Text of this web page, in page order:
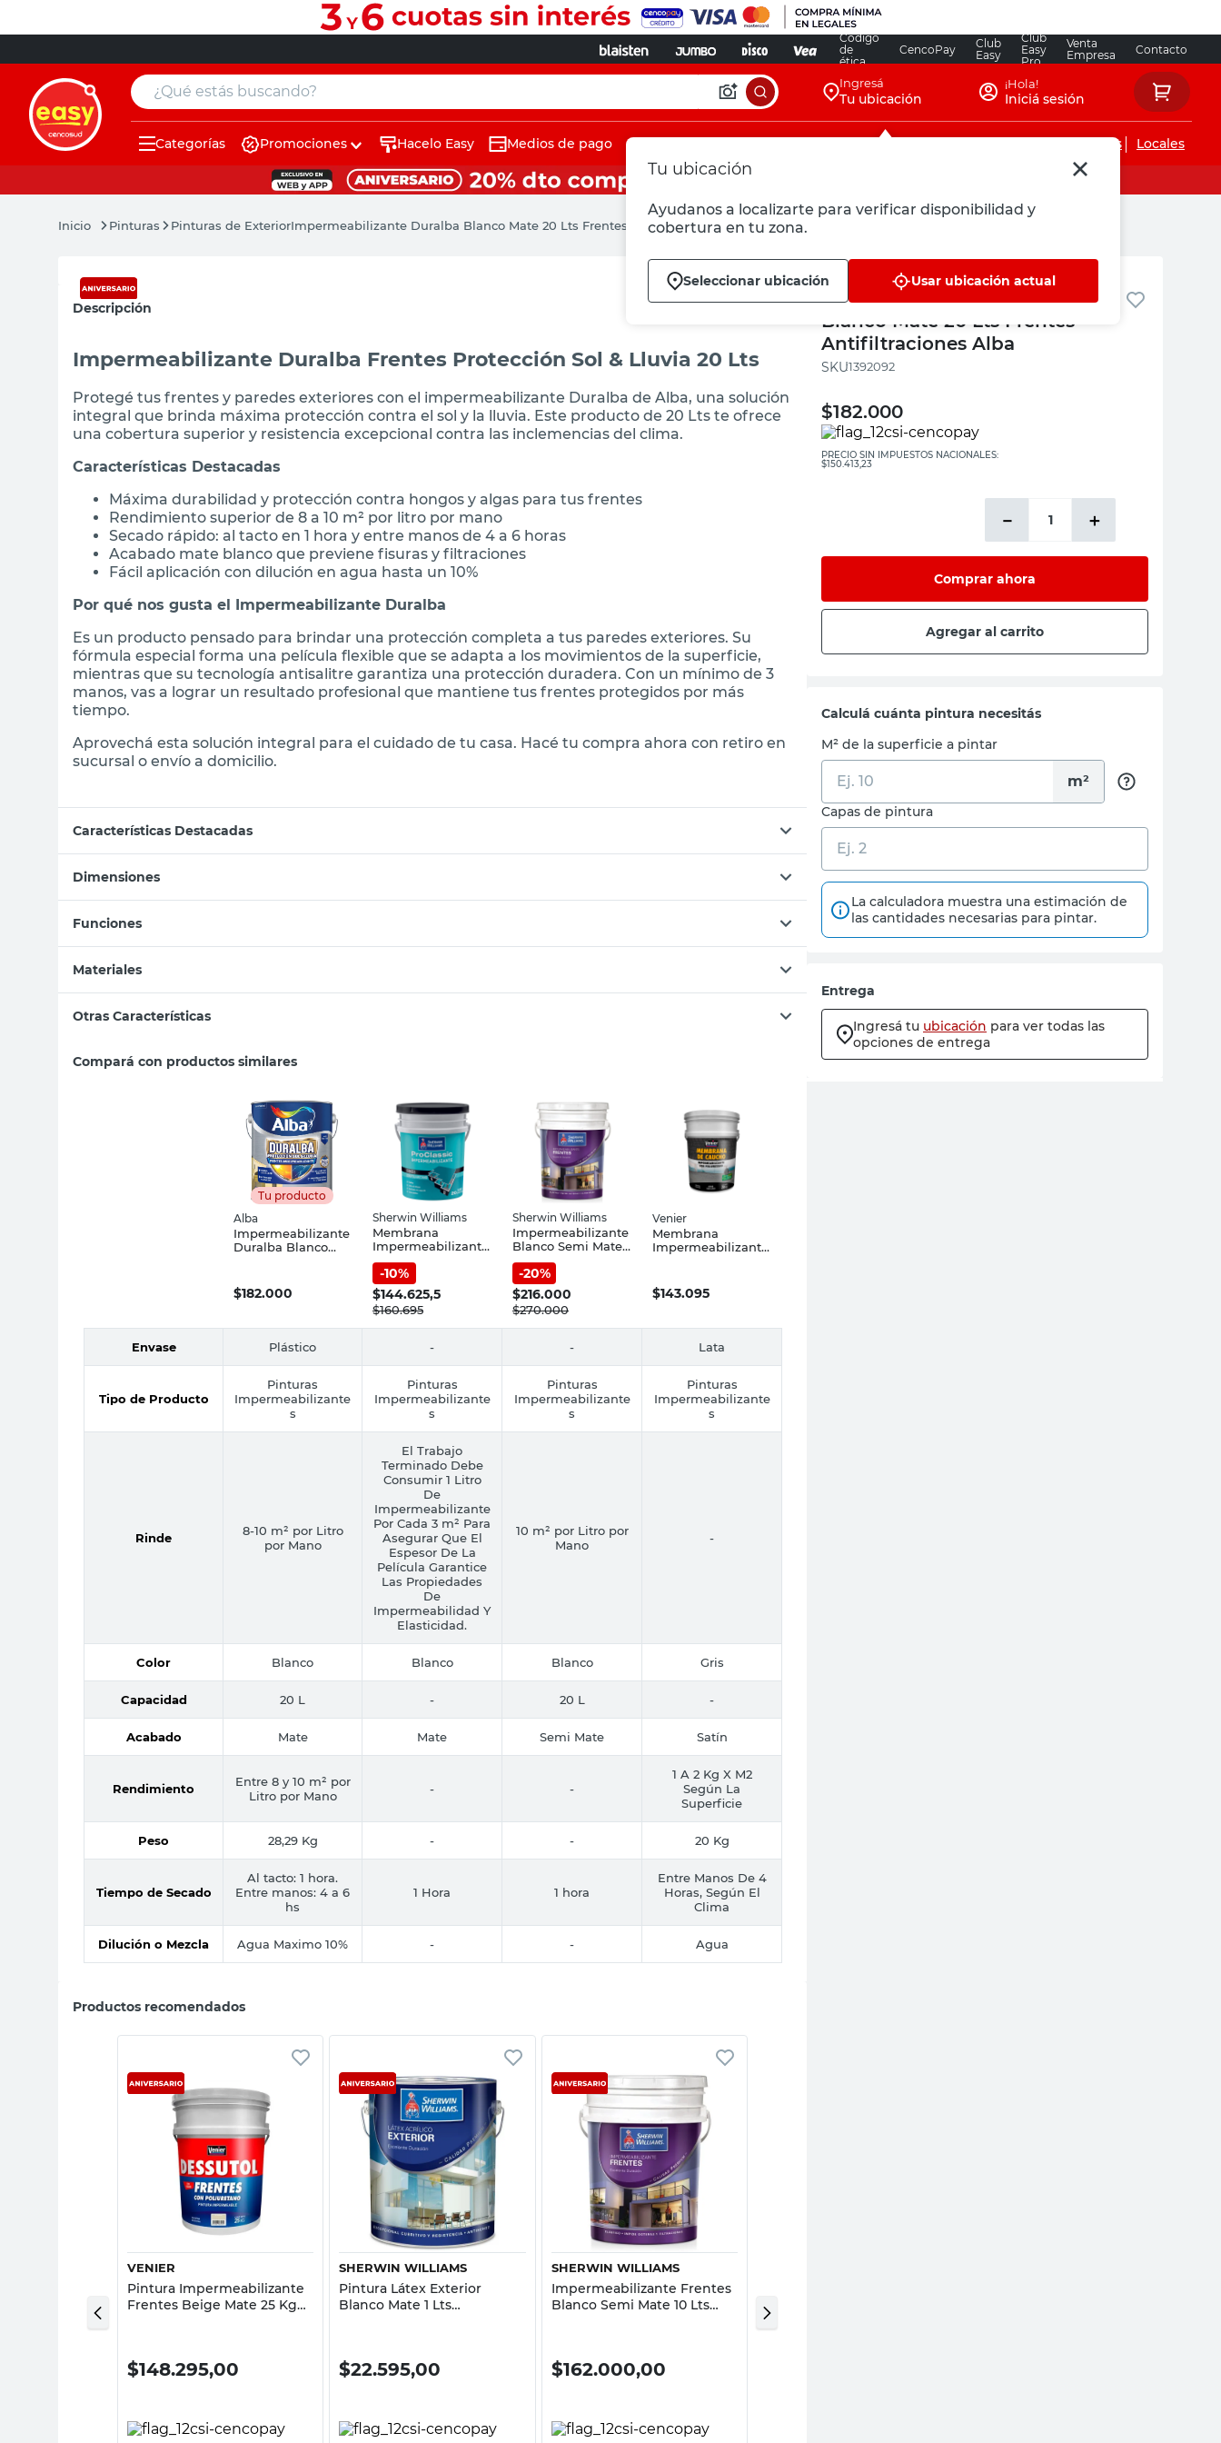
Código
de
ética
CencoPay
Club
Easy
Club
Easy
Pro
Venta
Empresa
Contacto
¿Qué estás buscando? Ingresá
Tu ubicación
Tu ubicación
Ayudanos a localizarte para verificar disponibilidad y
cobertura en tu zona.
Seleccionar ubicación Usar ubicación actual
¡Hola!
Iniciá sesión
Categorías Promociones Hacelo Easy Medios de pago Servicios de instalaciones Locales
Pinturas Pinturas de ExteriorImpermeabilizante Duralba Blanco Mate 20 Lts Frentes Antifiltraciones Alba
Descripción
Impermeabilizante Duralba Frentes Protección Sol & Lluvia 20 Lts
Protegé tus frentes y paredes exteriores con el impermeabilizante Duralba de Alba, una solución
integral que brinda máxima protección contra el sol y la lluvia. Este producto de 20 Lts te ofrece
una cobertura superior y resistencia excepcional contra las inclemencias del clima.
Características Destacadas
Máxima durabilidad y protección contra hongos y algas para tus frentes
Rendimiento superior de 8 a 10 m² por litro por mano
Secado rápido: al tacto en 1 hora y entre manos de 4 a 6 horas
Acabado mate blanco que previene fisuras y filtraciones
Fácil aplicación con dilución en agua hasta un 10%
Por qué nos gusta el Impermeabilizante Duralba
Es un producto pensado para brindar una protección completa a tus paredes exteriores. Su
fórmula especial forma una película flexible que se adapta a los movimientos de la superficie,
mientras que su tecnología antisalitre garantiza una protección duradera. Con un mínimo de 3
manos, vas a lograr un resultado profesional que mantiene tus frentes protegidos por más
tiempo.
Aprovechá esta solución integral para el cuidado de tu casa. Hacé tu compra ahora con retiro en
sucursal o envío a domicilio.
Características Destacadas
Dimensiones
Funciones
Materiales
Otras Características
Compará con productos similares
Tu producto
Alba
Impermeabilizante
Duralba Blanco
Antifiltraciones
Alba
$182.000
Sherwin Williams
Membrana
Impermeabilizante
Frentes Blanco
Mate 20 Lts Con
Poliuretano
ProClassic Sherwin
Williams
-10%
$144.625,5
$160.695
Sherwin Williams
Impermeabilizante
Blanco Semi Mate
20 Lts Frentes
Sherwin Williams
-20%
$216.000
$270.000
Venier
Membrana
Impermeabilizante
De Caucho Venier
$143.095
Envase Plástico - - Lata
Tipo de Producto
Pinturas
Impermeabilizante
s
Pinturas
Impermeabilizante
s
Pinturas
Impermeabilizante
s
Pinturas
Impermeabilizante
s
Rinde
8-10 m² por Litro
por Mano
El Trabajo
Terminado Debe
Consumir 1 Litro
De
Impermeabilizante
Por Cada 3 m² Para
Asegurar Que El
Espesor De La
Película Garantice
Las Propiedades
De
Impermeabilidad Y
Elasticidad.
10 m² por Litro por
Mano
-
Color Blanco Blanco Blanco Gris
Capacidad 20 L - 20 L -
Acabado Mate Mate Semi Mate Satín
Rendimiento
Entre 8 y 10 m² por
Litro por Mano
- -
1 A 2 Kg X M2
Según La
Superficie
Peso 28,29 Kg - - 20 Kg
Tiempo de Secado
Al tacto: 1 hora.
Entre manos: 4 a 6
hs
1 Hora 1 hora
Entre Manos De 4
Horas, Según El
Clima
Dilución o Mezcla Agua Maximo 10% - - Agua
Productos recomendados
Vista rápida
VENIER
Pintura Impermeabilizante
Frentes Beige Mate 25 Kg
$148.295,00
Vista rápida
SHERWIN WILLIAMS
Pintura Látex Exterior
Blanco Mate 1 Lts
$22.595,00
Vista rápida
SHERWIN WILLIAMS
Impermeabilizante Frentes
Blanco Semi Mate 10 Lts
$162.000,00
Negro Mate 4 Lts Sherwin
Williams
Alba
Impermeabilizante Duralba
Blanco Mate 20 Lts Frentes
Antifiltraciones Alba
:1392092
$182.000
PRECIO SIN IMPUESTOS NACIONALES:
$150.413,23
＋
－
Comprar ahora
Agregar al carrito
Calculá cuánta pintura necesitás
M² de la superficie a pintar
m²
Capas de pintura
La calculadora muestra una estimación de
las cantidades necesarias para pintar.
Entrega
Ingresá tu ubicación para ver todas las
opciones de entrega
muebles
sillon
sillas
vanitory
ceramica
muebles
sillon
sillas
vanitory
ceramica